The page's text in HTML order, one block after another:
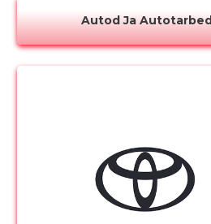
Autod Ja Autotarbed